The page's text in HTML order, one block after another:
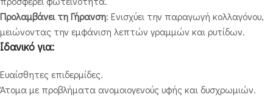
Προλαμβάνει τη Γήρανση: Ενισχύει την παραγωγή κολλαγόνου,
μειώνοντας την εμφάνιση λεπτών γραμμών και ρυτίδων.
Ιδανικό για:
Ευαίσθητες επιδερμίδες.
Άτομα με προβλήματα ανομοιογενούς υφής και δυσχρωμιών.